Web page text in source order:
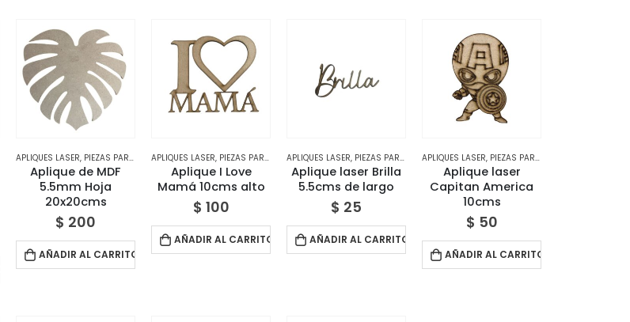
,TIENDA
APLIQUES LASER, PIEZAS PARA DECORAR ,TIENDA
Aplique de MDF
5.5mm Hoja
20x20cms
$ 200
AÑADIR AL CARRITO
APLIQUES LASER, PIEZAS PARA DECORAR ,TIENDA
Aplique I Love
Mamá 10cms alto
$ 100
AÑADIR AL CARRITO
APLIQUES LASER, PIEZAS PARA DECORAR ,TIENDA
Aplique laser Brilla
5.5cms de largo
$ 25
AÑADIR AL CARRITO
APLIQUES LASER, PIEZAS PARA DECORAR
Aplique laser
Capitan America
10cms
$ 50
AÑADIR AL CARRITO